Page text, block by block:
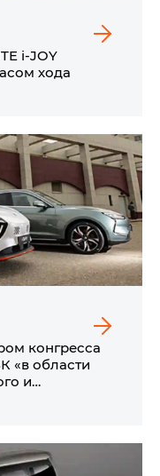
i‑JOY
хода
конгресса
«в области
и